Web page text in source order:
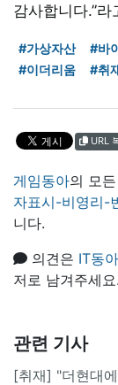
감사합니다.”
#가상자산 #바
#이더리움
#취
URL
게임동아의 모
자표시-비영리-
니다.
의견은 IT동
저로 남겨주세요.
관련 기사
[취재] "더현대